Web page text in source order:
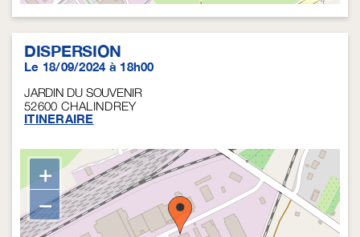
DISPERSION
Le 18/09/2024 à 18h00
JARDIN DU SOUVENIR
52600 CHALINDREY
ITINERAIRE
+
−